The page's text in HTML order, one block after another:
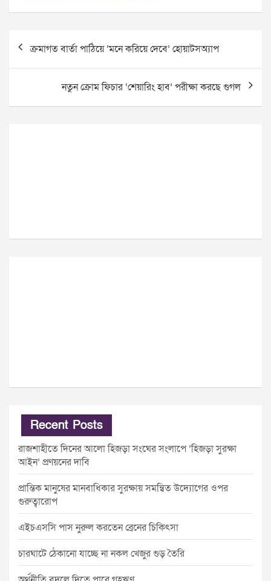
Post
navigation
ক্রমাগত বার্তা পাঠিয়ে ‘মনে করিয়ে দেবে’ হোয়াটসঅ্যাপ
নতুন ক্রোম ফিচার ‘শেয়ারিং হাব’ পরীক্ষা করছে গুগল
Recent Posts
রাজশাহীতে দিনের আলো হিজড়া সংঘের সংলাপে ‘হিজড়া সুরক্ষা
আইন’ প্রণয়নের দাবি
প্রান্তিক মানুষের মানবাধিকার সুরক্ষায় সমন্বিত উদ্যোগের ওপর
গুরুত্বারোপ
এইচএসসি পাস নুরুল করতেন ব্রেনের চিকিৎসা
চারঘাটে ঠেকানো যাচ্ছে না নকল খেজুর গুড় তৈরি